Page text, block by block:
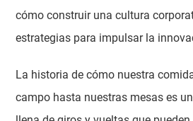
cómo construir una cultura
estrategias para impulsar la
La historia de cómo nuestra
campo hasta nuestras mesas es